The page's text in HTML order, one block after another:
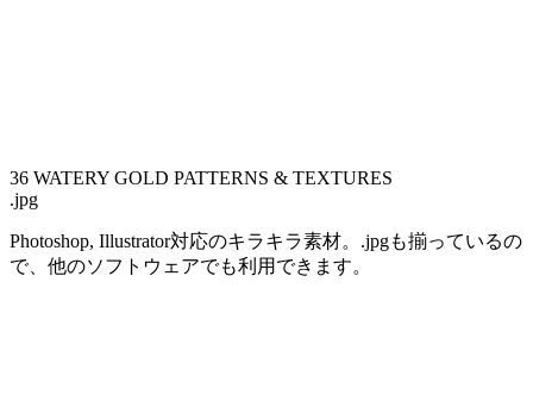
36 WATERY GOLD PATTERNS & TEXTURES
.jpg
Photoshop, Illustrator対応のキラキラ素材。.jpgも揃っているの
で、他のソフトウェアでも利用できます。